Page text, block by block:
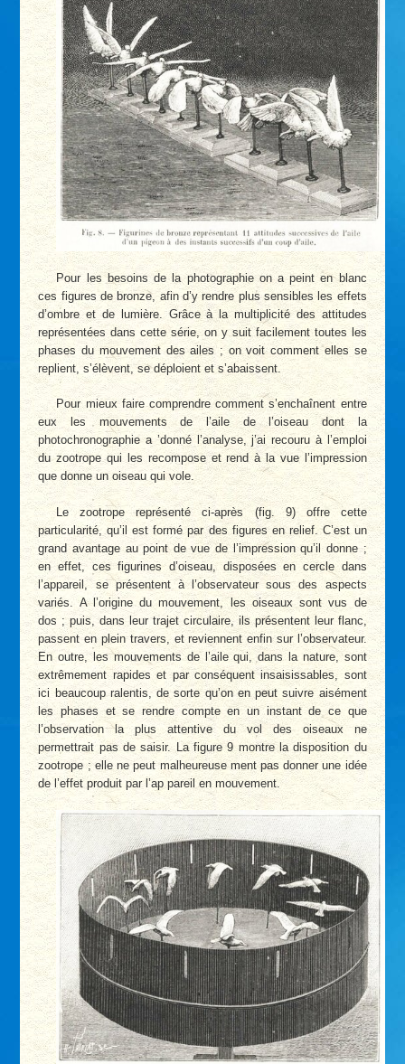
Pour les besoins de la photographie on a peint en blanc
ces figures de bronze, afin d’y rendre plus sensibles les effets
d’ombre et de lumière. Grâce à la multiplicité des attitudes
représentées dans cette série, on y suit facilement toutes les
phases du mouvement des ailes ; on voit comment elles se
replient, s’élèvent, se déploient et s’abaissent.
Pour mieux faire comprendre comment s’enchaînent entre
eux les mouvements de l’aile de l’oiseau dont la
photochronographie a ’donné l’analyse, j’ai recouru à l’emploi
du zootrope qui les recompose et rend à la vue l’impression
que donne un oiseau qui vole.
Le zootrope représenté ci-après (fig. 9) offre cette
particularité, qu’il est formé par des figures en relief. C’est un
grand avantage au point de vue de l’impression qu’il donne ;
en effet, ces figurines d’oiseau, disposées en cercle dans
l’appareil, se présentent à l’observateur sous des aspects
variés. A l’origine du mouvement, les oiseaux sont vus de
dos ; puis, dans leur trajet circulaire, ils présentent leur flanc,
passent en plein travers, et reviennent enfin sur l’observateur.
En outre, les mouvements de l’aile qui, dans la nature, sont
extrêmement rapides et par conséquent insaisissables, sont
ici beaucoup ralentis, de sorte qu’on en peut suivre aisément
les phases et se rendre compte en un instant de ce que
l’observation la plus attentive du vol des oiseaux ne
permettrait pas de saisir. La figure 9 montre la disposition du
zootrope ; elle ne peut malheureuse ment pas donner une idée
de l’effet produit par l’ap pareil en mouvement.